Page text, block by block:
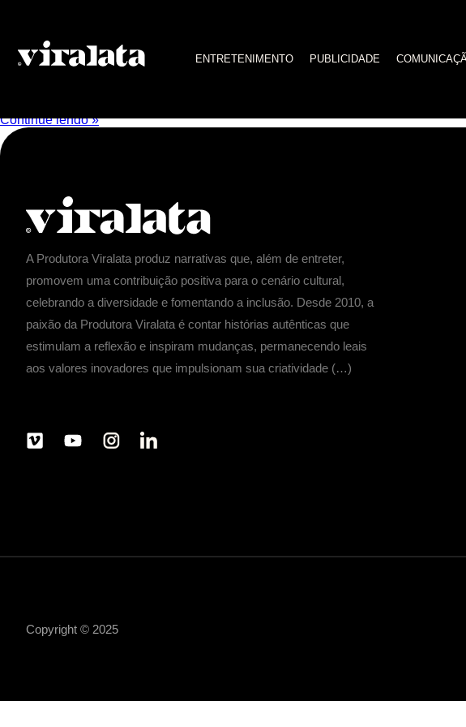
ENTRETENIMENTO PUBLICIDADE
Continue lendo »
A Produtora Viralata produz narrativas que, além de entreter,
promovem uma contribuição positiva para o cenário cultural,
celebrando a diversidade e fomentando a inclusão. Desde 2010, a
paixão da Produtora Viralata é contar histórias autênticas que
estimulam a reflexão e inspiram mudanças, permanecendo leais
aos valores inovadores que impulsionam sua criatividade (…)
Copyright © 2025